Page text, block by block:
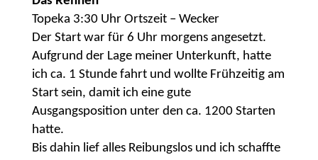
Topeka 3:30 Uhr Ortszeit – Wecker
Der Start war für 6 Uhr morgens angesetzt.
Aufgrund der Lage meiner Unterkunft, hatte
ich ca. 1 Stunde fahrt und wollte Frühzeitig am
Start sein, damit ich eine gute
Ausgangsposition unter den ca. 1200 Starten
hatte.
Bis dahin lief alles Reibungslos und ich schaffte